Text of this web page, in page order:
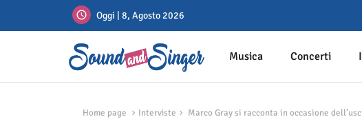
Oggi | 8, Agosto 2026
Musica Concerti
Home page Interviste Marco Gray si racconta in occasione